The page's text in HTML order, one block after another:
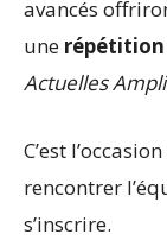
avancés
une
Actuelles
C’est
rencontrer
s’inscrire.